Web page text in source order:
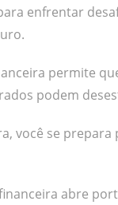
enfrentar
permite
podem
você se
abre